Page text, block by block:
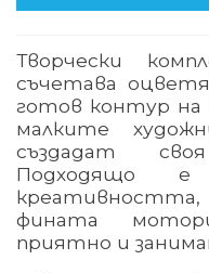
Творчески
съчетава
готов контур на
малките
създадат
Подходящо
фината
приятно и